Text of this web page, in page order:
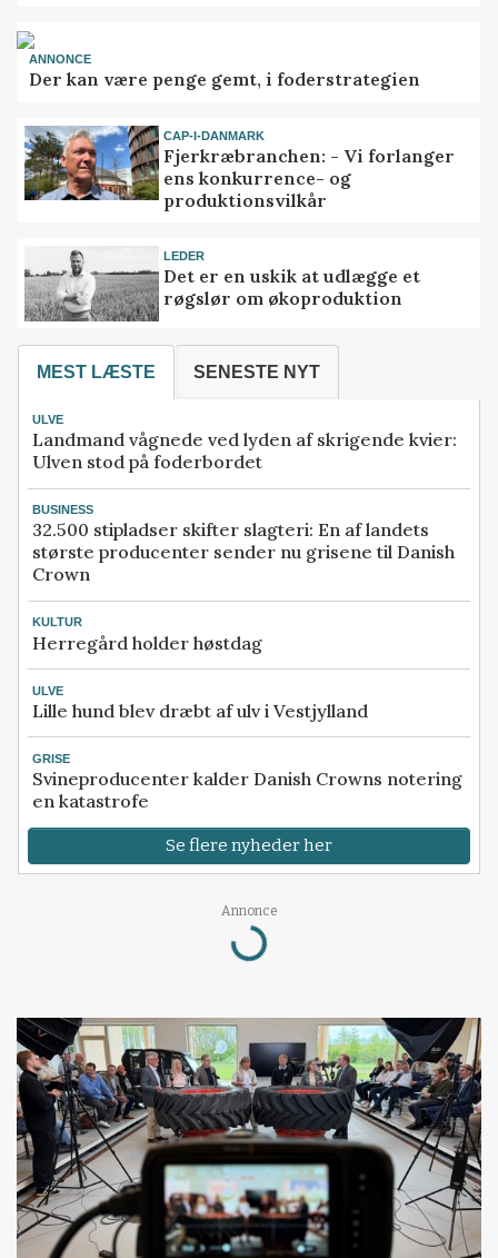
ANNONCE
Der kan være penge gemt, i foderstrategien
CAP-I-DANMARK
Fjerkræbranchen: - Vi forlanger
ens konkurrence- og
produktionsvilkår
LEDER
Det er en uskik at udlægge et
røgslør om økoproduktion
MEST LÆSTE SENESTE NYT
ULVE
Landmand vågnede ved lyden af skrigende kvier:
Ulven stod på foderbordet
BUSINESS
32.500 stipladser skifter slagteri: En af landets
største producenter sender nu grisene til Danish
Crown
KULTUR
Herregård holder høstdag
ULVE
Lille hund blev dræbt af ulv i Vestjylland
GRISE
Svineproducenter kalder Danish Crowns notering
en katastrofe
Se flere nyheder her
Annonce
Loading...